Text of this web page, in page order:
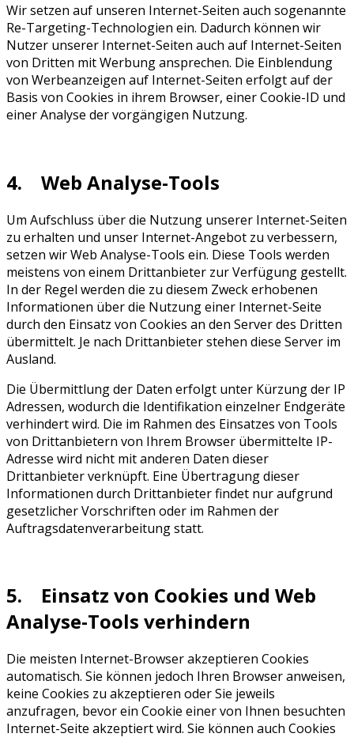
Wir setzen auf unseren Internet-Seiten auch sogenannte
Re-Targeting-Technologien ein. Dadurch können wir
Nutzer unserer Internet-Seiten auch auf Internet-Seiten
von Dritten mit Werbung ansprechen. Die Einblendung
von Werbeanzeigen auf Internet-Seiten erfolgt auf der
Basis von Cookies in ihrem Browser, einer Cookie-ID und
einer Analyse der vorgängigen Nutzung.
4. Web Analyse-Tools
Um Aufschluss über die Nutzung unserer Internet-Seiten
zu erhalten und unser Internet-Angebot zu verbessern,
setzen wir Web Analyse-Tools ein. Diese Tools werden
meistens von einem Drittanbieter zur Verfügung gestellt.
In der Regel werden die zu diesem Zweck erhobenen
Informationen über die Nutzung einer Internet-Seite
durch den Einsatz von Cookies an den Server des Dritten
übermittelt. Je nach Drittanbieter stehen diese Server im
Ausland.
Die Übermittlung der Daten erfolgt unter Kürzung der IP
Adressen, wodurch die Identifikation einzelner Endgeräte
verhindert wird. Die im Rahmen des Einsatzes von Tools
von Drittanbietern von Ihrem Browser übermittelte IP-
Adresse wird nicht mit anderen Daten dieser
Drittanbieter verknüpft. Eine Übertragung dieser
Informationen durch Drittanbieter findet nur aufgrund
gesetzlicher Vorschriften oder im Rahmen der
Auftragsdatenverarbeitung statt.
5. Einsatz von Cookies und Web
Analyse-Tools verhindern
Die meisten Internet-Browser akzeptieren Cookies
automatisch. Sie können jedoch Ihren Browser anweisen,
keine Cookies zu akzeptieren oder Sie jeweils
anzufragen, bevor ein Cookie einer von Ihnen besuchten
Internet-Seite akzeptiert wird. Sie können auch Cookies